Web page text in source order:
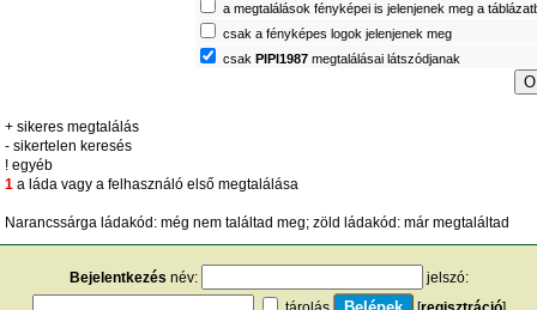
a megtalálások fényképei is jelenjenek meg a
csak a fényképes logok jelenjenek meg
csakPIPI1987 megtalálásai látszódjanak
+ sikeres megtalálás
- sikertelen keresés
! egyéb
1 a láda vagy a felhasználó első megtalálása
Narancssárga ládakód: még nem találtad meg; zöld ládakód: már megtaláltad
Bejelentkezés név:
jelszó: